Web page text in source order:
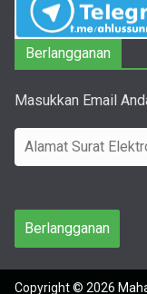
Berlangganan
Masukkan Email
l
m
t
Berlangganan
Copyright © 2026